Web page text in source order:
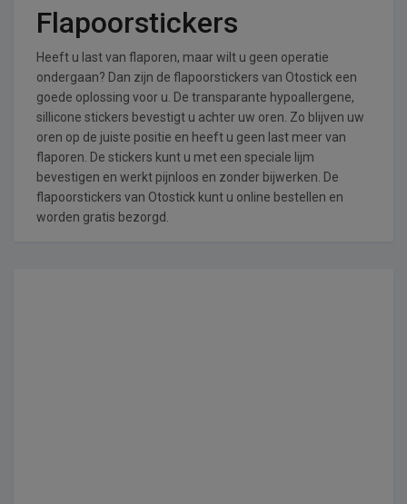
Flapoorstickers
Heeft u last van flaporen, maar wilt u geen operatie
ondergaan? Dan zijn de flapoorstickers van Otostick een
goede oplossing voor u. De transparante hypoallergene,
sillicone stickers bevestigt u achter uw oren. Zo blijven uw
oren op de juiste positie en heeft u geen last meer van
flaporen. De stickers kunt u met een speciale lijm
bevestigen en werkt pijnloos en zonder bijwerken. De
flapoorstickers van Otostick kunt u online bestellen en
worden gratis bezorgd.